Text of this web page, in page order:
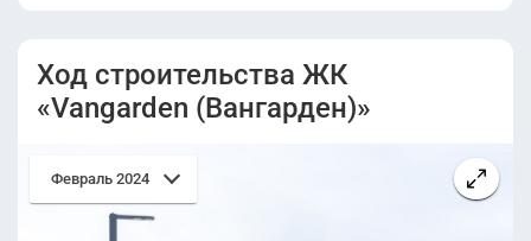
(Корпус 3.1, 3.2,
3.3, 3.4, 3.5, 3.6,
3.7, 3.8).pdf
Ход строительства ЖК
«Vangarden (Вангарден)»
Февраль 2024